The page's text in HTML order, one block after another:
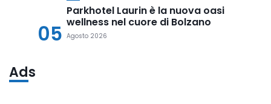
05
Parkhotel Laurin è la nuova oasi
wellness nel cuore di Bolzano
Agosto 2026
Ads